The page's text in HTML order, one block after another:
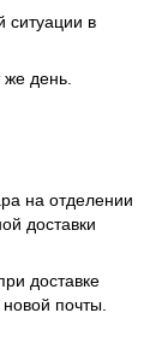
ситуации в
день.
на отделении
доставки
доставке
почты.